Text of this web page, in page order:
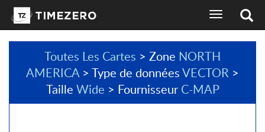
basculer
l'affichage
de
la
navigation
sélecteur
de
Toutes Les Cartes > Zone NORTH
AMERICA> Type de donnéesVECTOR >
Taille Wide > Fournisseur C-MAP